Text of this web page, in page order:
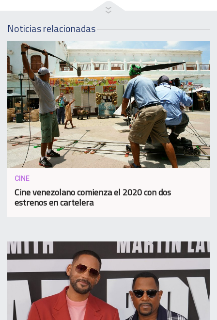
Noticias relacionadas
CINE
Cine venezolano comienza el 2020 con dos
estrenos en cartelera